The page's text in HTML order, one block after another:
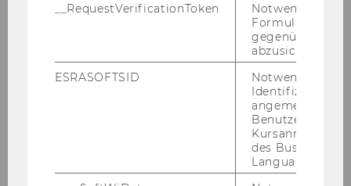
__RequestVerificationToken
Notwendig, um
gegenüber
abzusichern.
ESRASOFTSID
Notwendig zur
Identifizierung
angemeldeten
Benutzers im
des Business
Language